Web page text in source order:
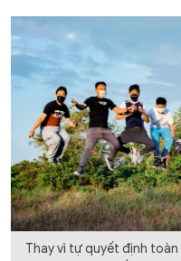
Thay vì tự quyết định